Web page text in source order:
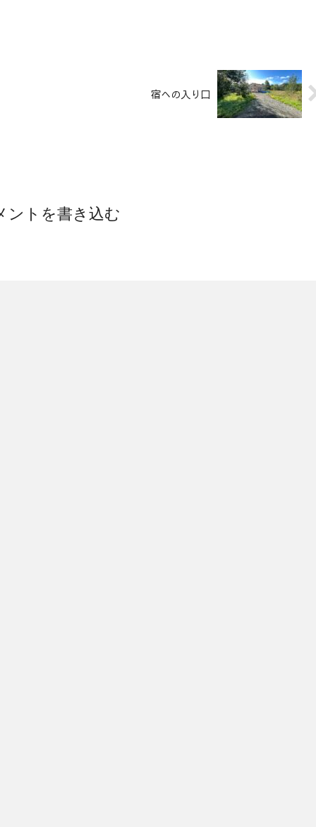
宿への入り口
ントを書き込む